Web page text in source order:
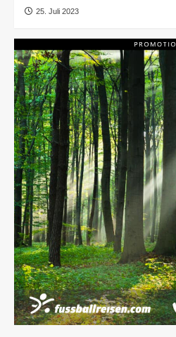
25. Juli 2023